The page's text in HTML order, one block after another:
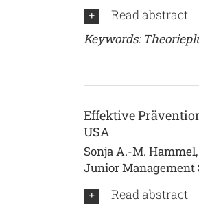
Read abstract
Keywords:
Effektive
USA
Sonja A.-M.
Junior Management
Read abstract